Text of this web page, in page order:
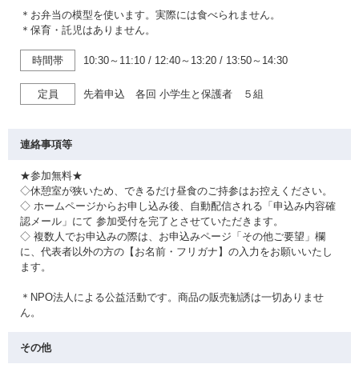
＊お弁当の模型を使います。実際には食べられません。
＊保育・託児はありません。
時間帯 10:30～11:10 / 12:40～13:20 / 13:50～14:30
定員 先着申込 各回 小学生と保護者 ５組
連絡事項等
★参加無料★
◇休憩室が狭いため、できるだけ昼食のご持参はお控えください。
◇ ホームページからお申し込み後、自動配信される「申込み内容確
認メール」にて 参加受付を完了とさせていただきます。
◇ 複数人でお申込みの際は、お申込みページ「その他ご要望」欄
に、代表者以外の方の【お名前・フリガナ】の入力をお願いいたし
ます。
＊NPO法人による公益活動です。商品の販売勧誘は一切ありませ
ん。
その他